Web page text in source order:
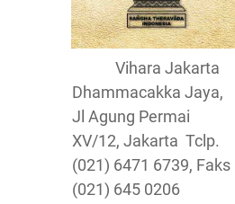
Vihara Jakarta
Dhammacakka Jaya,
Jl Agung Permai
XV/12, Jakarta Tclp.
(021) 6471 6739, Faks
(021) 645 0206